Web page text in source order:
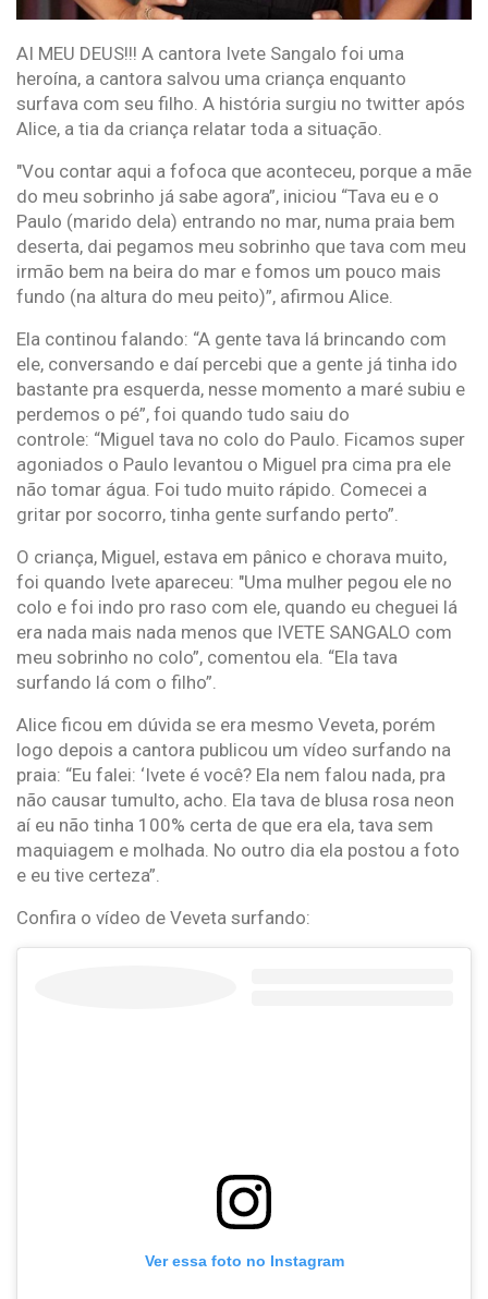
AI MEU DEUS!!! A cantora Ivete Sangalo foi uma
heroína, a cantora salvou uma criança enquanto
surfava com seu filho. A história surgiu no twitter após
Alice, a tia da criança relatar toda a situação.
"Vou contar aqui a fofoca que aconteceu, porque a mãe
do meu sobrinho já sabe agora”, iniciou “Tava eu e o
Paulo (marido dela) entrando no mar, numa praia bem
deserta, dai pegamos meu sobrinho que tava com meu
irmão bem na beira do mar e fomos um pouco mais
fundo (na altura do meu peito)”, afirmou Alice.
Ela continou falando: “A gente tava lá brincando com
ele, conversando e daí percebi que a gente já tinha ido
bastante pra esquerda, nesse momento a maré subiu e
perdemos o pé”, foi quando tudo saiu do
controle: “Miguel tava no colo do Paulo. Ficamos super
agoniados o Paulo levantou o Miguel pra cima pra ele
não tomar água. Foi tudo muito rápido. Comecei a
gritar por socorro, tinha gente surfando perto”.
O criança, Miguel, estava em pânico e chorava muito,
foi quando Ivete apareceu: "Uma mulher pegou ele no
colo e foi indo pro raso com ele, quando eu cheguei lá
era nada mais nada menos que IVETE SANGALO com
meu sobrinho no colo”, comentou ela. “Ela tava
surfando lá com o filho”.
Alice ficou em dúvida se era mesmo Veveta, porém
logo depois a cantora publicou um vídeo surfando na
praia: “Eu falei: ‘Ivete é você? Ela nem falou nada, pra
não causar tumulto, acho. Ela tava de blusa rosa neon
aí eu não tinha 100% certa de que era ela, tava sem
maquiagem e molhada. No outro dia ela postou a foto
e eu tive certeza”.
Confira o vídeo de Veveta surfando:
Ver essa foto no Instagram